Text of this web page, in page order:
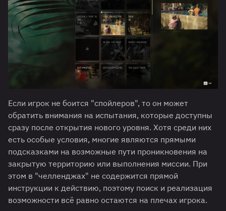
Если игрок не боится "спойлеров", то он может
обратить внимания на испытания, которые доступны
сразу после открытия нового уровня. Хотя среди них
есть особые условия, многие являются прямыми
подсказками на возможные пути проникновения на
закрытую территорию или выполнения миссии. При
этом в "челленджах" не содержится прямой
инструкции к действию, поэтому поиск и реализация
возможности всё равно остаются на плечах игрока.